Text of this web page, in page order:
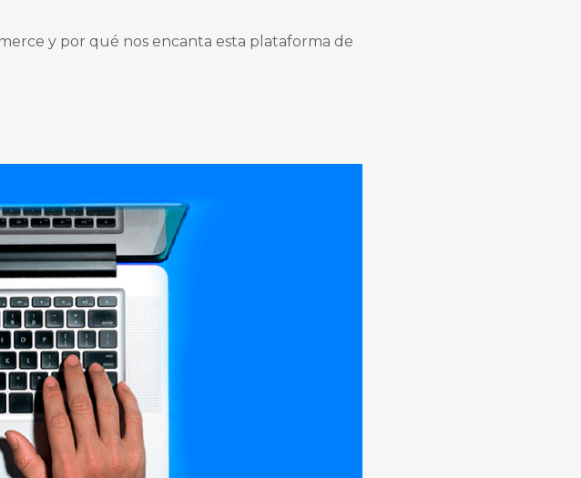
y por qué nos encanta esta plataforma de